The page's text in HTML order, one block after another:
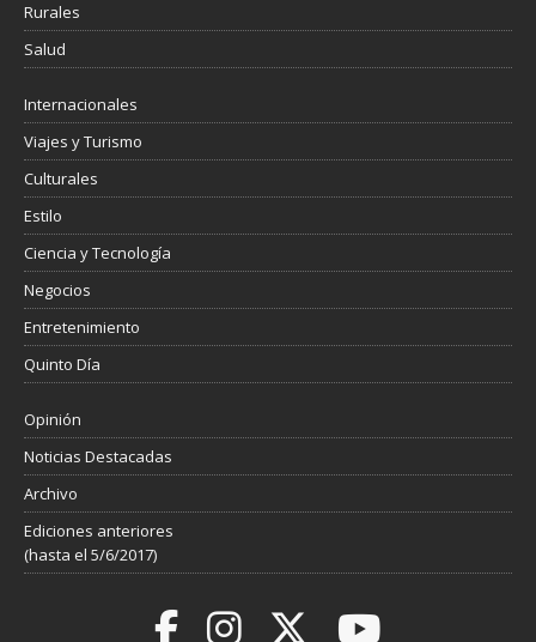
Rurales
Salud
Internacionales
Viajes y Turismo
Culturales
Estilo
Ciencia y Tecnología
Negocios
Entretenimiento
Quinto Día
Opinión
Noticias Destacadas
Archivo
Ediciones anteriores
(hasta el 5/6/2017)